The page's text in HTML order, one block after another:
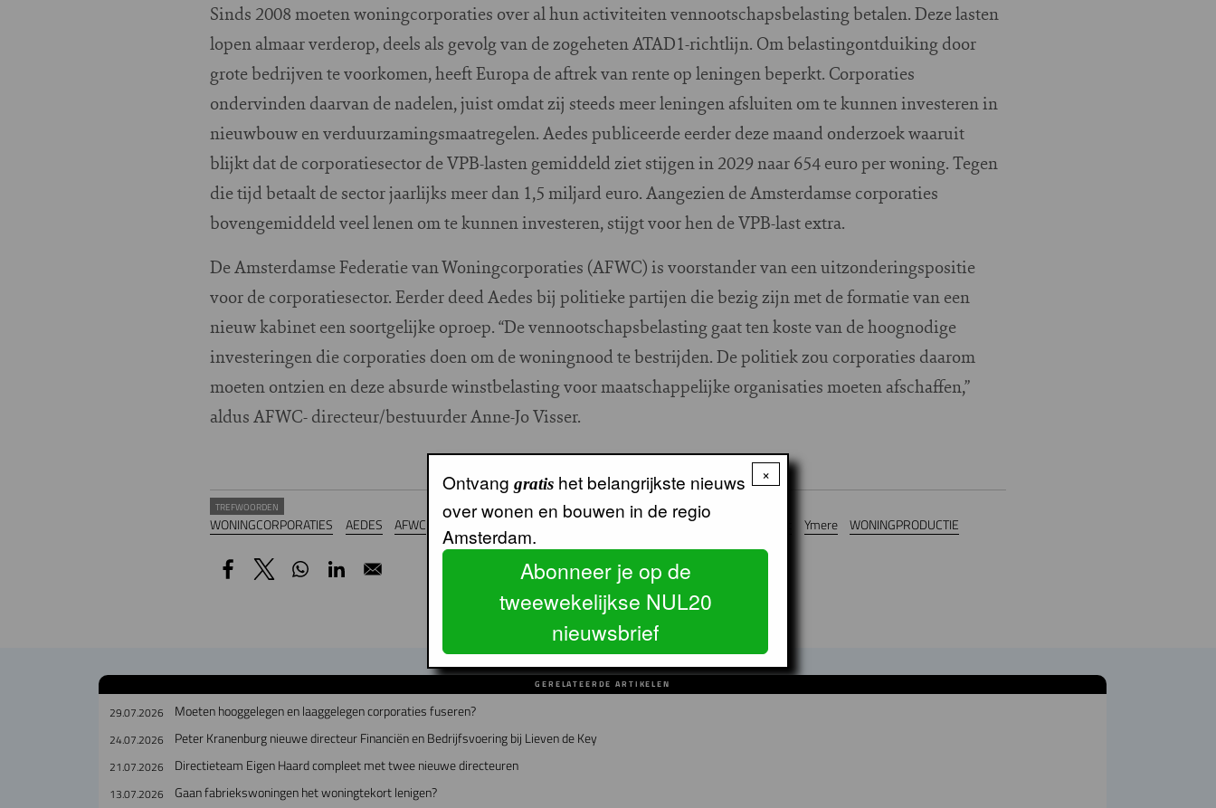
Sinds 2008 moeten woningcorporaties over al hun activiteiten vennootschapsbelasting betalen. Deze lasten
lopen almaar verderop, deels als gevolg van de zogeheten ATAD1-richtlijn. Om belastingontduiking door
grote bedrijven te voorkomen, heeft Europa de aftrek van rente op leningen beperkt. Corporaties
ondervinden daarvan de nadelen, juist omdat zij steeds meer leningen afsluiten om te kunnen investeren in
nieuwbouw en verduurzamingsmaatregelen. Aedes publiceerde eerder deze maand onderzoek waaruit
blijkt dat de corporatiesector de VPB-lasten gemiddeld ziet stijgen in 2029 naar 654 euro per woning. Tegen
die tijd betaalt de sector jaarlijks meer dan 1,5 miljard euro. Aangezien de Amsterdamse corporaties
bovengemiddeld veel lenen om te kunnen investeren, stijgt voor hen de VPB-last extra.
De Amsterdamse Federatie van Woningcorporaties (AFWC) is voorstander van een uitzonderingspositie
voor de corporatiesector. Eerder deed Aedes bij politieke partijen die bezig zijn met de formatie van een
nieuw kabinet een soortgelijke oproep. “De vennootschapsbelasting gaat ten koste van de hoognodige
investeringen die corporaties doen om de woningnood te bestrijden. De politiek zou corporaties daarom
moeten ontzien en deze absurde winstbelasting voor maatschappelijke organisaties moeten afschaffen,”
aldus AFWC- directeur/bestuurder Anne-Jo Visser.
TREFWOORDEN
WONINGCORPORATIES AEDES AFWC Eigen Haard Lieven de Key Rochdale Ymere WONINGPRODUCTIE
GERELATEERDE ARTIKELEN
29.07.2026 Moeten hooggelegen en laaggelegen corporaties fuseren?
24.07.2026 Peter Kranenburg nieuwe directeur Financiën en Bedrijfsvoering bij Lieven de Key
21.07.2026 Directieteam Eigen Haard compleet met twee nieuwe directeuren
13.07.2026 Gaan fabriekswoningen het woningtekort lenigen?
×
Ontvang gratis het belangrijkste nieuws
over wonen en bouwen in de regio
Amsterdam.
Abonneer je op de
tweewekelijkse NUL20
nieuwsbrief